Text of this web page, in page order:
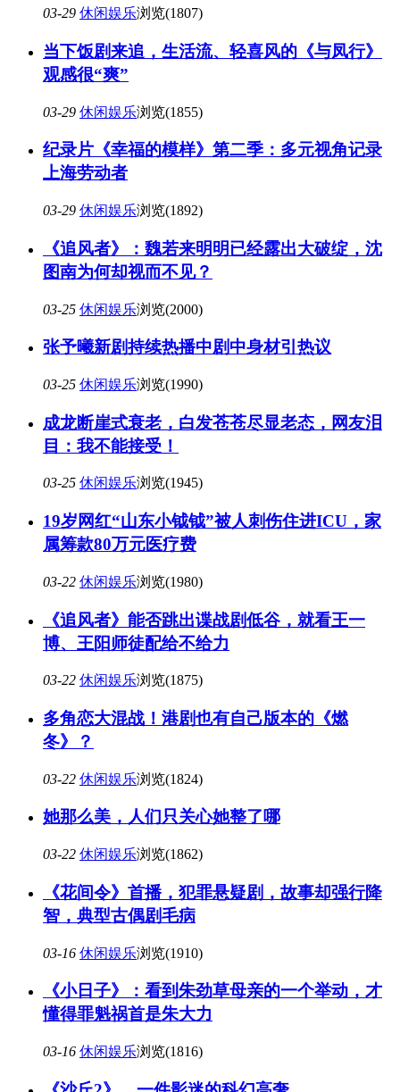
03-29 休闲娱乐浏览(1807)
当下饭剧来追，生活流、轻喜风的《与凤行》
观感很“爽”
03-29 休闲娱乐浏览(1855)
纪录片《幸福的模样》第二季：多元视角记录
上海劳动者
03-29 休闲娱乐浏览(1892)
《追风者》：魏若来明明已经露出大破绽，沈
图南为何却视而不见？
03-25 休闲娱乐浏览(2000)
张予曦新剧持续热播中剧中身材引热议
03-25 休闲娱乐浏览(1990)
成龙断崖式衰老，白发苍苍尽显老态，网友泪
目：我不能接受！
03-25 休闲娱乐浏览(1945)
19岁网红“山东小钺钺”被人刺伤住进ICU，家
属筹款80万元医疗费
03-22 休闲娱乐浏览(1980)
《追风者》能否跳出谍战剧低谷，就看王一
博、王阳师徒配给不给力
03-22 休闲娱乐浏览(1875)
多角恋大混战！港剧也有自己版本的《燃
冬》？
03-22 休闲娱乐浏览(1824)
她那么美，人们只关心她整了哪
03-22 休闲娱乐浏览(1862)
《花间令》首播，犯罪悬疑剧，故事却强行降
智，典型古偶剧毛病
03-16 休闲娱乐浏览(1910)
《小日子》：看到朱劲草母亲的一个举动，才
懂得罪魁祸首是朱大力
03-16 休闲娱乐浏览(1816)